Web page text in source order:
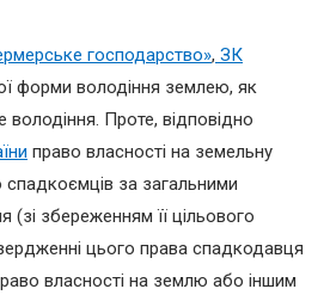
господарство», ЗК
форми володіння землею, як
володіння. Проте, відповідно
право власності на земельну
за загальними
(зі збереженням її цільового
цього права спадкодавця
власності на землю або іншим